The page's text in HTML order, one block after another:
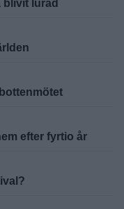
blivit lurad
efter fyrtio år